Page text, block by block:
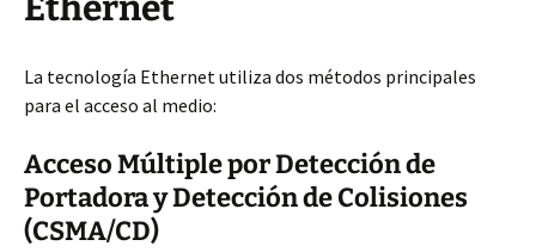
La tecnología Ethernet utiliza dos métodos principales
para el acceso al medio:
Acceso Múltiple por Detección de
Portadora y Detección de Colisiones
(CSMA/CD)